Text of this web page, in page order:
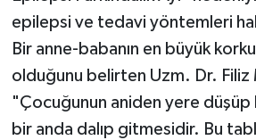
epilepsi ve tedavi yöntemleri
Bir anne-babanın en büyük
olduğunu belirten Uzm. Dr. Filiz
"Çocuğunun aniden yere düşüp
bir anda dalıp gitmesidir. Bu